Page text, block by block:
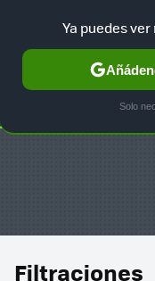
SELECCIÓN GAMING
Filtraciones
Ya puedes
Solo